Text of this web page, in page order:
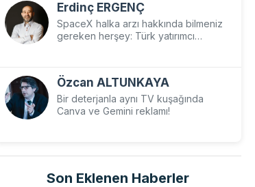
Erdinç ERGENÇ
SpaceX halka arzı hakkında bilmeniz
gereken herşey: Türk yatırımcı
Özcan ALTUNKAYA
Bir deterjanla aynı TV kuşağında
Canva ve Gemini reklamı!
Son Eklenen Haberler